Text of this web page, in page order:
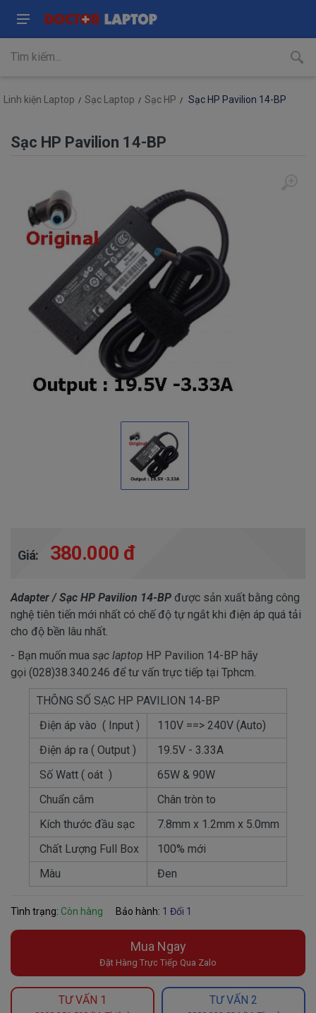
Linh kiện Laptop Sạc Laptop Sạc HP Sạc HP Pavilion 14-BP
Sạc HP Pavilion 14-BP
Giá: 380.000 đ
Adapter / Sạc HP Pavilion 14-BP được sản xuất bằng công
nghệ tiên tiến mới nhất có chế độ tự ngắt khi điện áp quá tải
cho độ bền lâu nhất.
- Bạn muốn mua sạc laptop HP Pavilion 14-BP hãy
gọi (028)38.340.246 để tư vấn trực tiếp tại Tphcm.
THÔNG SỐ SẠC HP PAVILION 14-BP
Điện áp vào ( Input )
110V ==> 240V (Auto)
Điện áp ra ( Output )
19.5V - 3.33A
Số Watt ( oát )
65W & 90W
Chuẩn cắm
Chân tròn to
Kích thước đầu sạc
7.8mm x 1.2mm x 5.0mm
Chất Lượng Full Box
100% mới
Màu
Đen
Tình trạng: Còn hàng Bảo hành: 1 Đổi 1
Mua Ngay
Đặt Hàng Trực Tiếp Qua Zalo
TƯ VẤN 1 TƯ VẤN 2